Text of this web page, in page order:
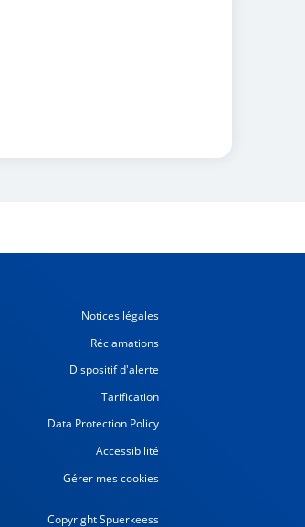
Notices légales
Réclamations
Dispositif d'alerte
Tarification
Data Protection Policy
Accessibilité
Gérer mes cookies
Copyright Spuerkeess